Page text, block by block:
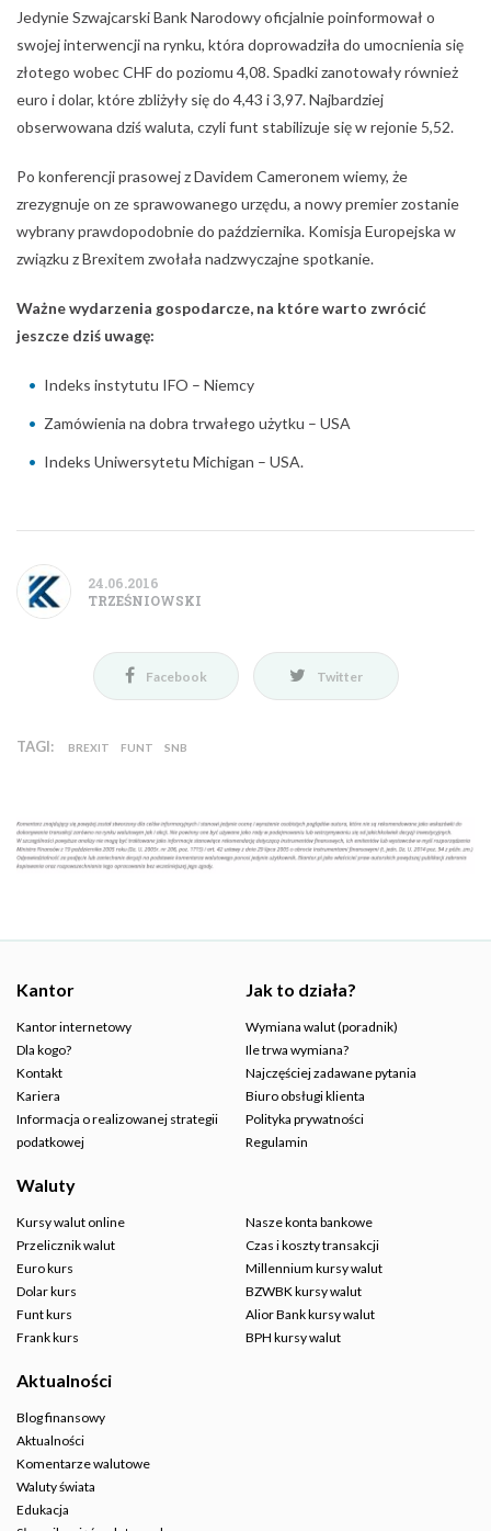
Jedynie Szwajcarski Bank Narodowy oficjalnie poinformował o
swojej interwencji na rynku, która doprowadziła do umocnienia się
złotego wobec CHF do poziomu 4,08. Spadki zanotowały również
euro i dolar, które zbliżyły się do 4,43 i 3,97. Najbardziej
obserwowana dziś waluta, czyli funt stabilizuje się w rejonie 5,52.
Po konferencji prasowej z Davidem Cameronem wiemy, że
zrezygnuje on ze sprawowanego urzędu, a nowy premier zostanie
wybrany prawdopodobnie do października. Komisja Europejska w
związku z Brexitem zwołała nadzwyczajne spotkanie.
Ważne wydarzenia gospodarcze, na które warto zwrócić
jeszcze dziś uwagę:
Indeks instytutu IFO – Niemcy
Zamówienia na dobra trwałego użytku – USA
Indeks Uniwersytetu Michigan – USA.
24.06.2016
TRZEŚNIOWSKI
Facebook Twitter
TAGI: BREXIT FUNT SNB
Kantor
Kantor internetowy
Dla kogo?
Kontakt
Kariera
Informacja o realizowanej strategii
podatkowej
Jak to działa?
Wymiana walut (poradnik)
Ile trwa wymiana?
Najczęściej zadawane pytania
Biuro obsługi klienta
Polityka prywatności
Regulamin
Waluty
Kursy walut online
Przelicznik walut
Euro kurs
Dolar kurs
Funt kurs
Frank kurs
Nasze konta bankowe
Czas i koszty transakcji
Millennium kursy walut
BZWBK kursy walut
Alior Bank kursy walut
BPH kursy walut
Aktualności
Blog finansowy
Aktualności
Komentarze walutowe
Waluty świata
Edukacja